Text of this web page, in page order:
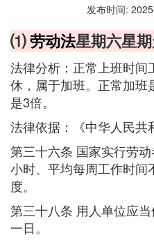
发布时间:
⑴劳动法星期六星
法律分析：正常上班时间
休，属于加班。正常加班
是3倍。
法律依据：《中华人民共
第三十六条 国家实行劳
小时、平均每周工作时间
度。
第三十八条 用人单位应
一日。